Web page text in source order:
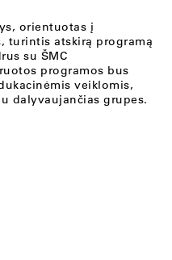
orientuotas į
turintis atskirą programą
su ŠMC
programos bus
veiklomis,
dalyvaujančias grupes.